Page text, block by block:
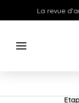
La revue